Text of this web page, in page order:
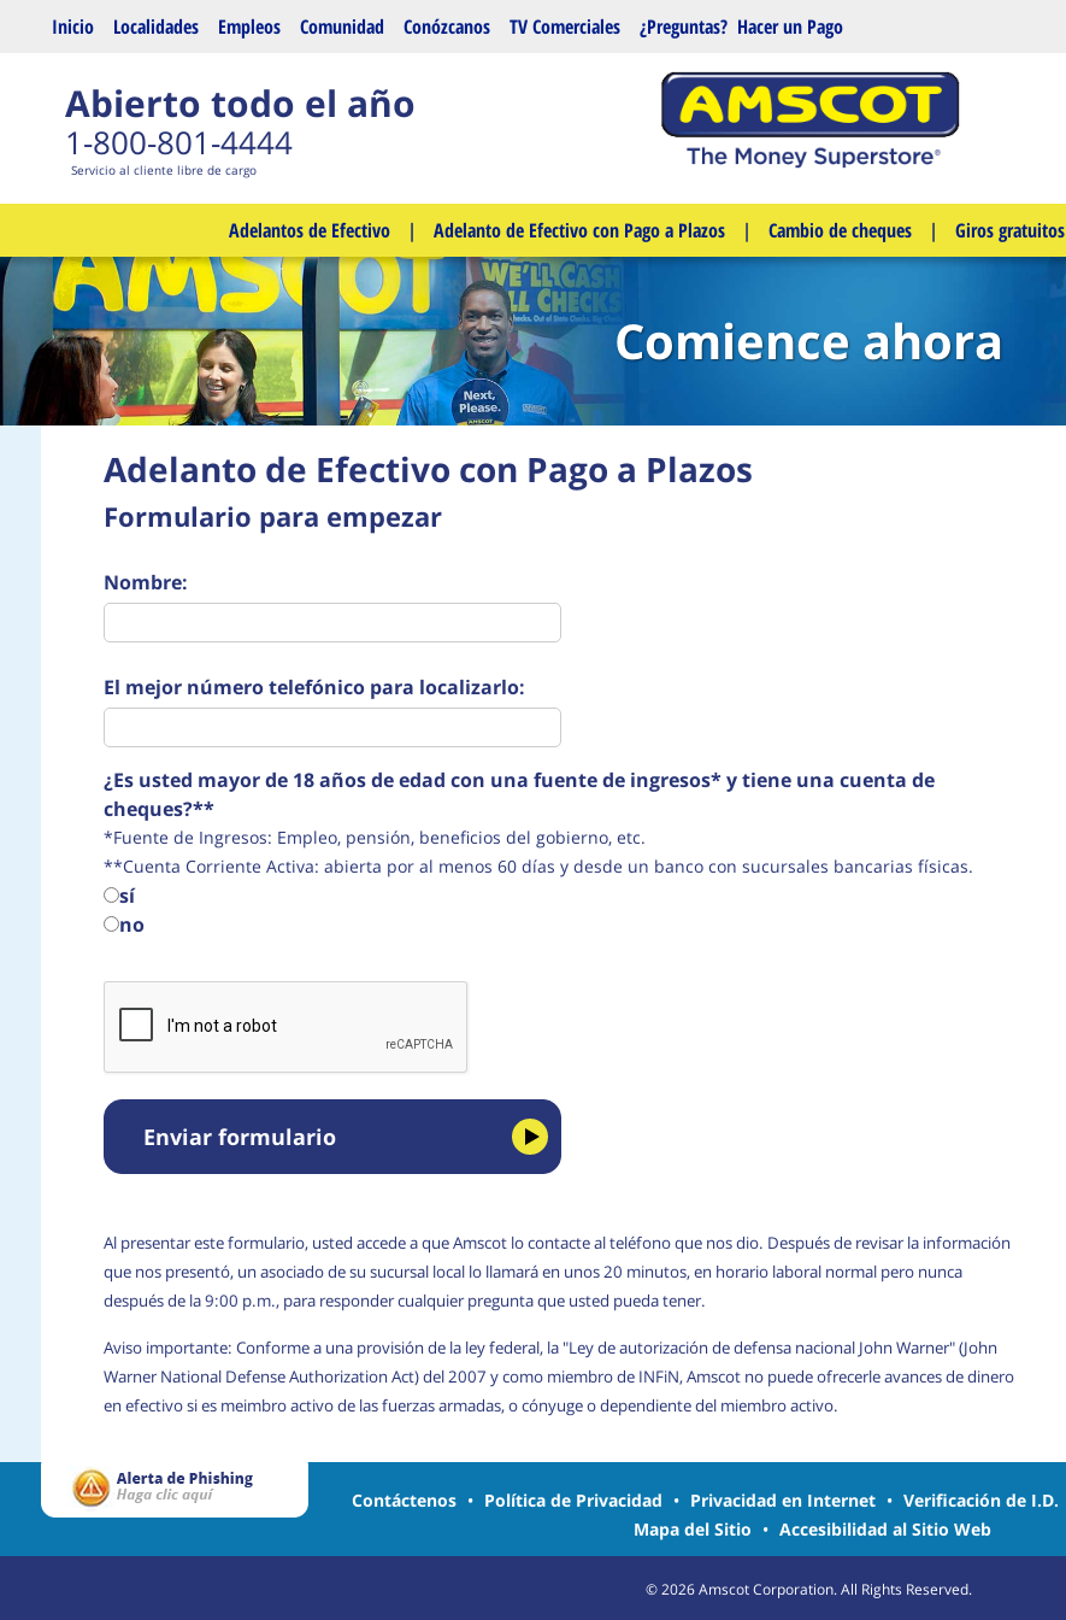
Saltar al contenido principal
Inicio Localidades Empleos Comunidad Conózcanos TV Comerciales ¿Preguntas? Hacer un Pago
Abierto todo el año
1-800-801-4444
Servicio al cliente libre de cargo
Adelantos de Efectivo | Adelanto de Efectivo con Pago a Plazos | Cambio de cheques | Giros gratuitos
Comience ahora
Adelanto de Efectivo con Pago a Plazos
Formulario para empezar
Nombre:
El mejor número telefónico para localizarlo:
¿Es usted mayor de 18 años de edad con una fuente de ingresos* y tiene una cuenta de
cheques?**
*Fuente de Ingresos: Empleo, pensión, beneficios del gobierno, etc.
**Cuenta Corriente Activa: abierta por al menos 60 días y desde un banco con sucursales bancarias físicas.
sí
no
Enviar formulario
Al presentar este formulario, usted accede a que Amscot lo contacte al teléfono que nos dio. Después de revisar la información
que nos presentó, un asociado de su sucursal local lo llamará en unos 20 minutos, en horario laboral normal pero nunca
después de la 9:00 p.m., para responder cualquier pregunta que usted pueda tener.
Aviso importante: Conforme a una provisión de la ley federal, la "Ley de autorización de defensa nacional John Warner" (John
Warner National Defense Authorization Act) del 2007 y como miembro de INFiN, Amscot no puede ofrecerle avances de dinero
en efectivo si es meimbro activo de las fuerzas armadas, o cónyuge o dependiente del miembro activo.
Contáctenos • Política de Privacidad • Privacidad en Internet • Verificación de I.D.
Mapa del Sitio • Accesibilidad al Sitio Web
©2026Amscot Corporation. All Rights Reserved.